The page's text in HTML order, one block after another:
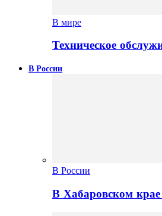
В мире
Техническое
В России
В России
В Хабаровском